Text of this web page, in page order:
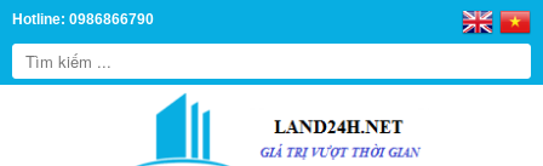
Hotline: 0986866790